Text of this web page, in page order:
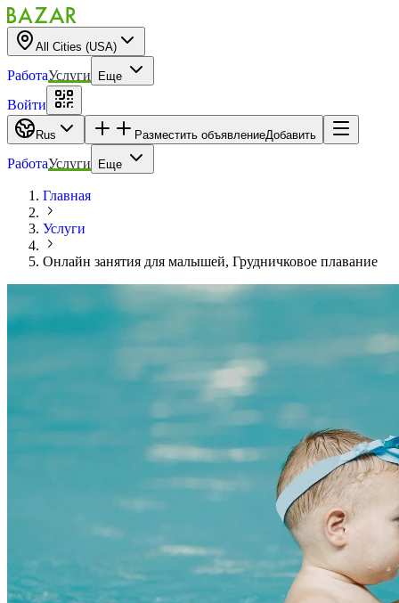
All Cities (USA)
РаботаУслуги Еще
Войти
Rus Разместить объявлениеДобавить
РаботаУслуги Еще
Главная
Услуги
Онлайн занятия для малышей, Грудничковое плавание